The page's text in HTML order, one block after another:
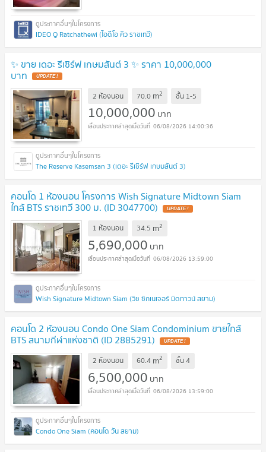
IDEO Q Ratchathewi (ไอดีโอ คิว ราชเทวี)
✨ ขาย เดอะ รีเซิร์ฟ เกษมสันต์ 3 ✨ ราคา 10,000,000
บาท UPDATE !
2 ห้องนอน 70.0 m2 ชั้น 1-5
10,000,000 บาท
06/08/2026 14:00:36
The Reserve Kasemsan 3 (เดอะ รีเซิร์ฟ เกษมสันต์ 3)
คอนโด 1 ห้องนอน โครงการ Wish Signature Midtown Siam
ใกล้ BTS ราชเทวี 300 ม. (ID 3047700) UPDATE !
1 ห้องนอน 34.5 m2
5,690,000 บาท
06/08/2026 13:59:00
Wish Signature Midtown Siam (วิช ซิกเนเจอร์ มิดทาวน์ สยาม)
คอนโด 2 ห้องนอน Condo One Siam Condominium ขายใกล้
BTS สนามกีฬาแห่งชาติ (ID 2885291) UPDATE !
2 ห้องนอน 60.4 m2 ชั้น4
6,500,000 บาท
06/08/2026 13:59:00
Condo One Siam (คอนโด วัน สยาม)